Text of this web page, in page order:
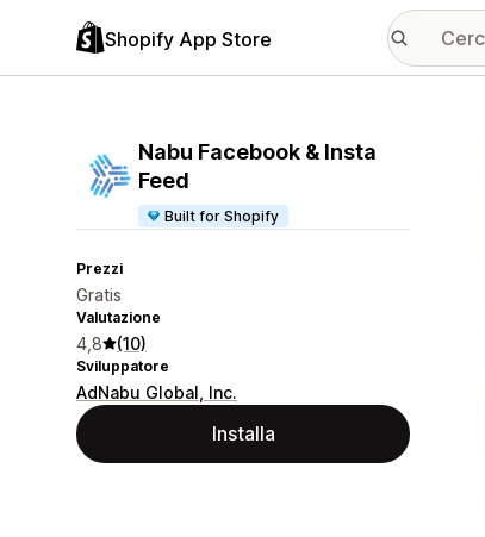
Shopify App Store
Nabu Facebook & Insta
Feed
Built for Shopify
Prezzi
Gratis
Valutazione
4,8 (10)
Sviluppatore
AdNabu Global, Inc.
Installa